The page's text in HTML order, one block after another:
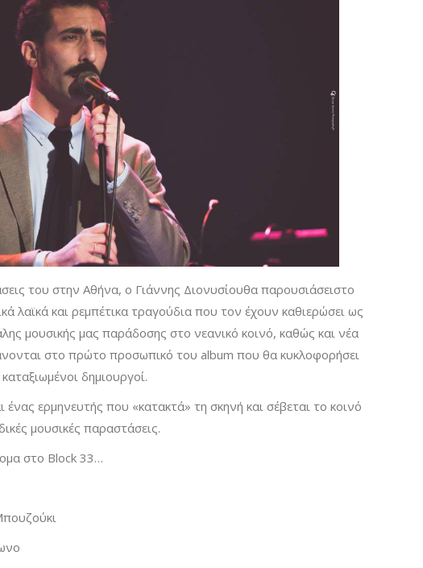
του στην Αθήνα, ο Γιάννης Διονυσίουθα παρουσιάσειστο
λαϊκά και ρεμπέτικα τραγούδια που τον έχουν καθιερώσει ως
μουσικής μας παράδοσης στο νεανικό κοινό, καθώς και νέα
στο πρώτο προσωπικό του album που θα κυκλοφορήσει
δημιουργοί.
ένας ερμηνευτής που «κατακτά» τη σκηνή και σέβεται το κοινό
μουσικές παραστάσεις.
στο Block 33…